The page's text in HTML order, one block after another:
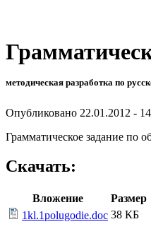
методическая разработка по
Опубликовано 22.01.2012 -
Грамматическое задание по
Скачать:
Вложение
Размер
1kl.1polugodie.doc 38 КБ